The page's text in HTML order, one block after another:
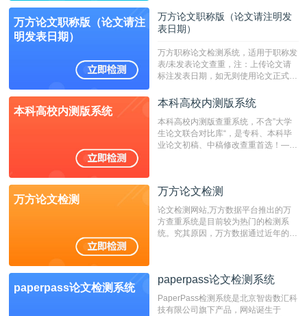
定院校！！！
万方论文职称版（论文请注
明发表日期）
万方论文职称版（论文请注明发
表日期）
万方职称论文检测系统，适用于职称发
表/未发表论文查重，注：上传论文请
标注发表日期，如无则使用论文正式发
成时间作为发表日期。
本科高校内测版系统
本科高校内测版系统
本科高校内测版查重系统，不含”大学
生论文联合对比库“，是专科、本科毕
业论文初稿、中稿修改查重首选！——
万方论文检测
万方论文检测
论文检测网站,万方数据平台推出的万
方查重系统是目前较为热门的检测系
统。究其原因，万方数据通过近年的发
非。其次，相对于知网而言，万方检测
重的推荐系统。
paperpass论文检测系统
paperpass论文检测系统
PaperPass检测系统是北京智齿数汇科
技有限公司旗下产品，网站诞生于